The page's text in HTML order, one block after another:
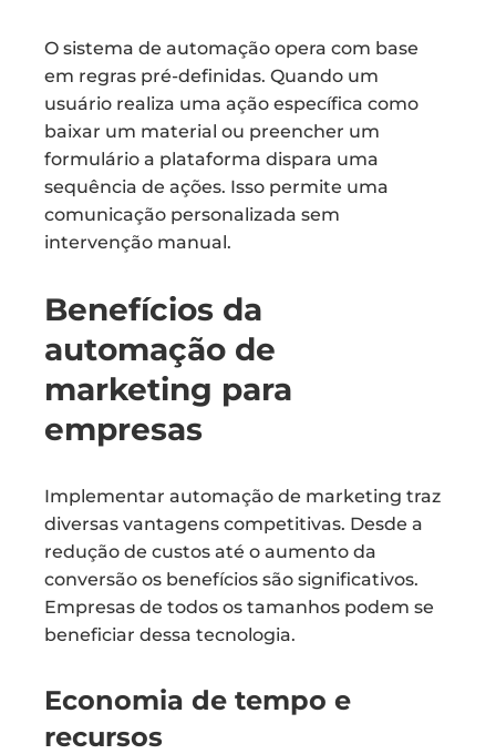
O sistema de automação opera com base
em regras pré-definidas. Quando um
usuário realiza uma ação específica como
baixar um material ou preencher um
formulário a plataforma dispara uma
sequência de ações. Isso permite uma
comunicação personalizada sem
intervenção manual.
Benefícios da
automação de
marketing para
empresas
Implementar automação de marketing traz
diversas vantagens competitivas. Desde a
redução de custos até o aumento da
conversão os benefícios são significativos.
Empresas de todos os tamanhos podem se
beneficiar dessa tecnologia.
Economia de tempo e
recursos